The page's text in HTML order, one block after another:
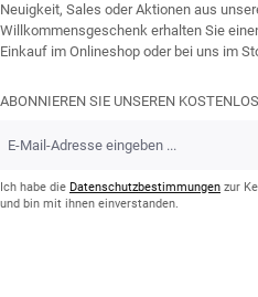
Neuigkeit, Sales oder Aktionen aus
Willkommensgeschenk erhalten Sie
Einkauf im Onlineshop oder bei uns im
ABONNIEREN SIE UNSEREN
Mail-
*Ich habe die Datenschutzbestimmungen zur
und bin mit ihnen einverstanden.